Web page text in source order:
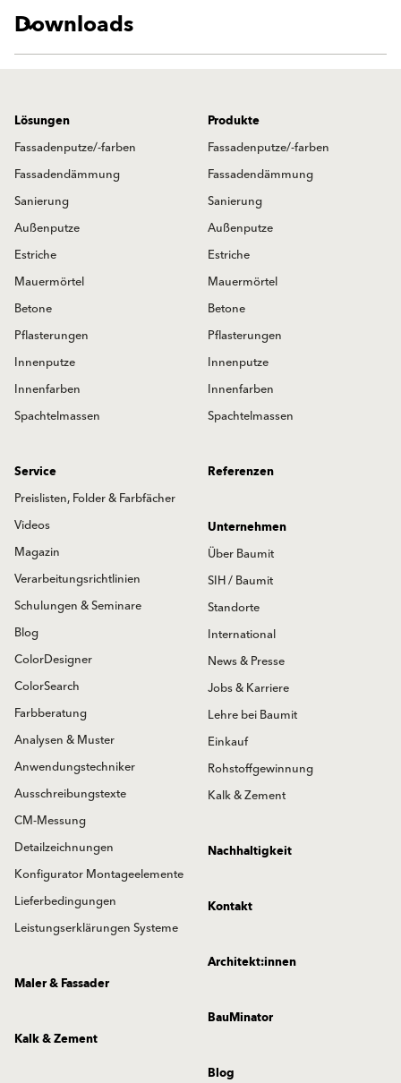
Downloads
Lösungen
Fassadenputze/-farben
Fassadendämmung
Sanierung
Außenputze
Estriche
Mauermörtel
Betone
Pflasterungen
Innenputze
Innenfarben
Spachtelmassen
Produkte
Fassadenputze/-farben
Fassadendämmung
Sanierung
Außenputze
Estriche
Mauermörtel
Betone
Pflasterungen
Innenputze
Innenfarben
Spachtelmassen
Service
Preislisten, Folder & Farbfächer
Videos
Magazin
Verarbeitungsrichtlinien
Schulungen & Seminare
Blog
ColorDesigner
ColorSearch
Farbberatung
Analysen & Muster
Anwendungstechniker
Ausschreibungstexte
CM-Messung
Detailzeichnungen
Konfigurator Montageelemente
Lieferbedingungen
Leistungserklärungen Systeme
Referenzen
Unternehmen
Über Baumit
SIH / Baumit
Standorte
International
News & Presse
Jobs & Karriere
Lehre bei Baumit
Einkauf
Rohstoffgewinnung
Kalk & Zement
Nachhaltigkeit
Kontakt
Architekt:innen
Maler & Fassader
BauMinator
Kalk & Zement
Blog